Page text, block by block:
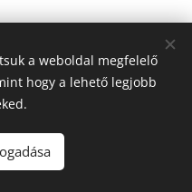
fenntartva
a weboldal megfelelő
hogy a lehető legjobb